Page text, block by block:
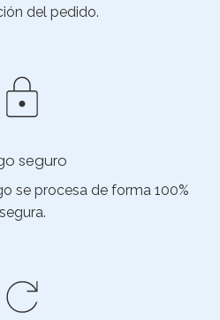
del pedido.
seguro
se procesa de forma 100%
segura.